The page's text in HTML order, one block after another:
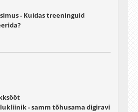
- Kuidas treeninguid
- samm tõhusama digiravi